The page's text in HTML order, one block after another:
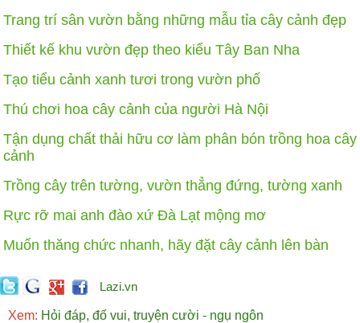
Trang trí sân vườn bằng những mẫu tỉa cây cảnh đẹp
Thiết kế khu vườn đẹp theo kiểu Tây Ban Nha
Tạo tiểu cảnh xanh tươi trong vườn phố
Thú chơi hoa cây cảnh của người Hà Nội
Tận dụng chất thải hữu cơ làm phân bón trồng hoa cây
cảnh
Trồng cây trên tường, vườn thẳng đứng, tường xanh
Rực rỡ mai anh đào xứ Đà Lạt mộng mơ
Muốn thăng chức nhanh, hãy đặt cây cảnh lên bàn
Lazi.vn
Xem: Hỏi đáp, đố vui, truyện cười - ngụ ngôn